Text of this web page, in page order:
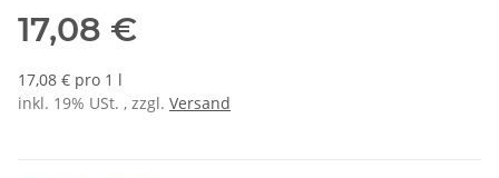
17,08 €
17,08 € pro 1 l
inkl. 19% USt. , zzgl. Versand